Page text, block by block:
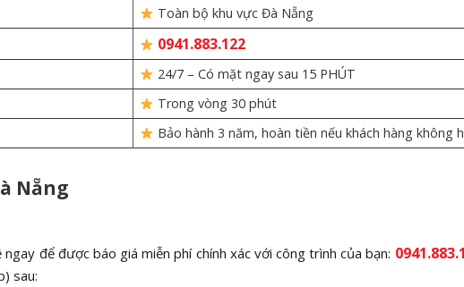
Toàn bộ khu vực Đà Nẵng
0941.883.122
24/7 – Có mặt ngay sau 15 PHÚT
Trong vòng 30 phút
Bảo hành 3 năm, hoàn tiền nếu khách hàng không
Nẵng
để được báo giá miễn phí chính xác với công trình của bạn:
sau: